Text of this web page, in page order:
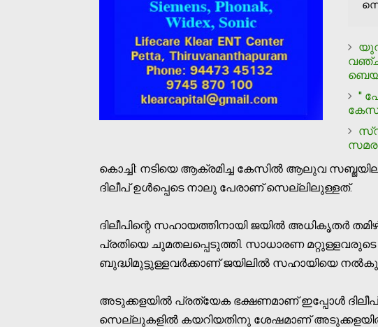
യുവ
''
കൊച്ചി: നടിയെ ആക്രമിച്ച കേസില്‍ ആലുവ
ദിലീപ് ഉള്‍പ്പെടെ നാലു പേരാണ് സെല്ലിലുള്ളത്.
ദിലീപിന്റെ സഹായത്തിനായി ജയില്‍ അധികൃതര്‍
പ്രതിയെ ചുമതലപ്പെടുത്തി. സാധാരണ
ബുദ്ധിമുട്ടുള്ളവര്‍ക്കാണ് ജയിലില്‍ സഹായിയെ
അടുക്കളയില്‍ പ്രത്യേക ഭക്ഷണമാണ് ഇപ്പോള്‍ ദിലീപ്
സെല്ലുകളില്‍ കയറിയതിനു ശേഷമാണ് അടുക്കളയില്‍